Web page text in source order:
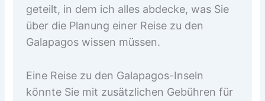
geteilt, in dem ich alles abdecke, was Sie
über die Planung einer Reise zu den
Galapagos wissen müssen.
Eine Reise zu den Galapagos-Inseln
könnte Sie mit zusätzlichen Gebühren für